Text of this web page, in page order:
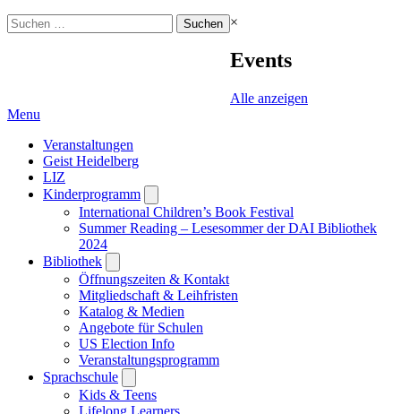
Suchen
nach:
×
Events
Alle anzeigen
Menu
Veranstaltungen
Geist Heidelberg
LIZ
Kinderprogramm
submenu
International Children’s Book Festival
Summer Reading – Lesesommer der DAI Bibliothek
2024
Bibliothek
submenu
Öffnungszeiten & Kontakt
Mitgliedschaft & Leihfristen
Katalog & Medien
Angebote für Schulen
US Election Info
Veranstaltungsprogramm
Sprachschule
submenu
Kids & Teens
Lifelong Learners